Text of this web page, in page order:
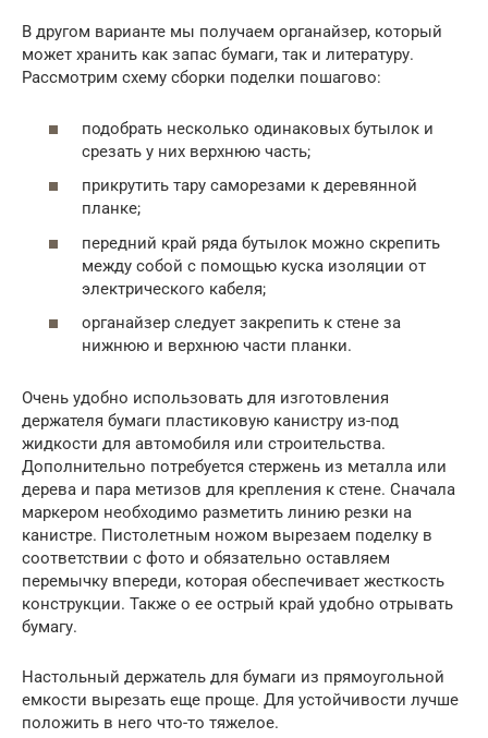
В другом варианте мы получаем органайзер, который
может хранить как запас бумаги, так и литературу.
Рассмотрим схему сборки поделки пошагово:
подобрать несколько одинаковых бутылок и
срезать у них верхнюю часть;
прикрутить тару саморезами к деревянной
планке;
передний край ряда бутылок можно скрепить
между собой с помощью куска изоляции от
электрического кабеля;
органайзер следует закрепить к стене за
нижнюю и верхнюю части планки.
Очень удобно использовать для изготовления
держателя бумаги пластиковую канистру из-под
жидкости для автомобиля или строительства.
Дополнительно потребуется стержень из металла или
дерева и пара метизов для крепления к стене. Сначала
маркером необходимо разметить линию резки на
канистре. Пистолетным ножом вырезаем поделку в
соответствии с фото и обязательно оставляем
перемычку впереди, которая обеспечивает жесткость
конструкции. Также о ее острый край удобно отрывать
бумагу.
Настольный держатель для бумаги из прямоугольной
емкости вырезать еще проще. Для устойчивости лучше
положить в него что-то тяжелое.